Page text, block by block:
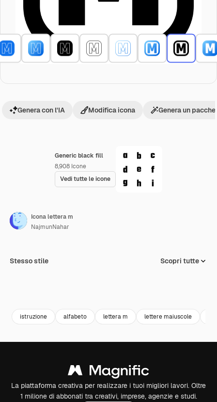
Generic black fill
8,908 Icone
Vedi tutte le icone
Genera con l'IA Modifica icona Genera un
Icona lettera m
NajmunNahar
Stesso stile Scopri tutte
istruzione alfabeto lettera m lettere maiuscole
La piattaforma creativa per realizzare i tuoi migliori lavori. Oltre
1 milione di abbonati tra creativi, imprese, agenzie e studi.